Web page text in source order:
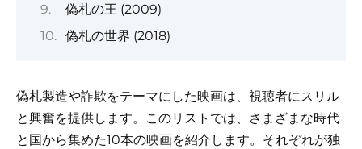
偽札の王 (2009)
偽札の世界 (2018)
偽札製造や詐欺をテーマにした映画は、視聴者にスリル
と興奮を提供します。このリストでは、さまざまな時代
と国から集めた10本の映画を紹介します。それぞれが独